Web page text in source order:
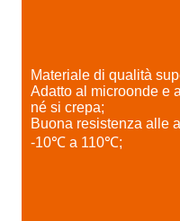
Materiale di qualità
Adatto al microonde e
né si crepa;
Buona resistenza alle
-10℃ a 110℃;